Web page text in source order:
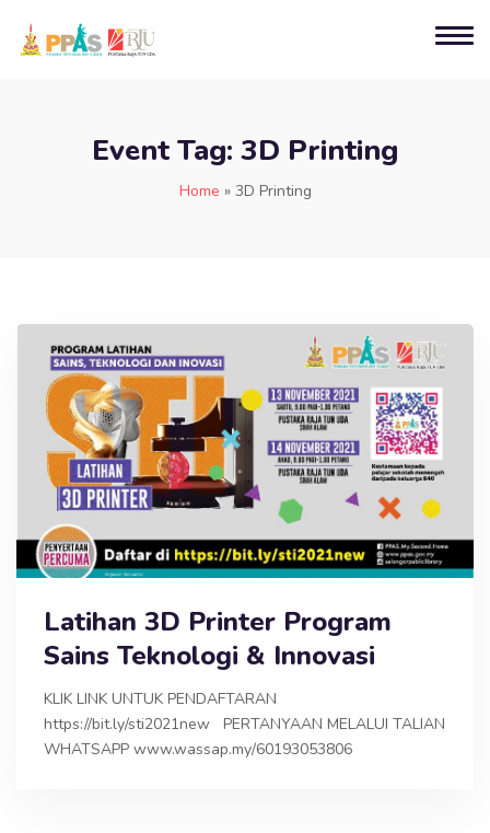
Event Tag: 3D Printing
Home » 3D Printing
Latihan 3D Printer Program
Sains Teknologi & Innovasi
KLIK LINK UNTUK PENDAFTARAN
https://bit.ly/sti2021new PERTANYAAN MELALUI TALIAN
WHATSAPP www.wassap.my/60193053806